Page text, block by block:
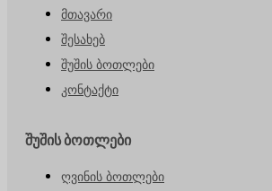
მთავარი
შესახებ
შუშის ბოთლები
კონტაქტი
შუშის ბოთლები
ღვინის ბოთლები